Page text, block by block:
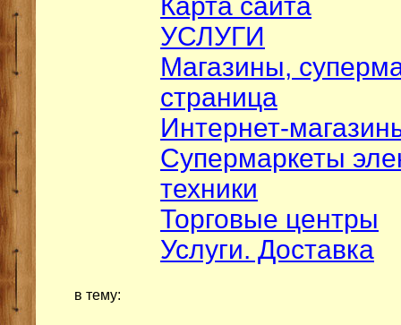
в тему:
УСЛУГИ
Магазины,
страница
Интернет-
Супермаркеты
техники
Торговые центры
Услуги. Доставка